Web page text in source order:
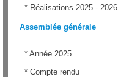
* Réalisations 2025 - 2026
Assemblée générale
* Année 2025
* Compte rendu